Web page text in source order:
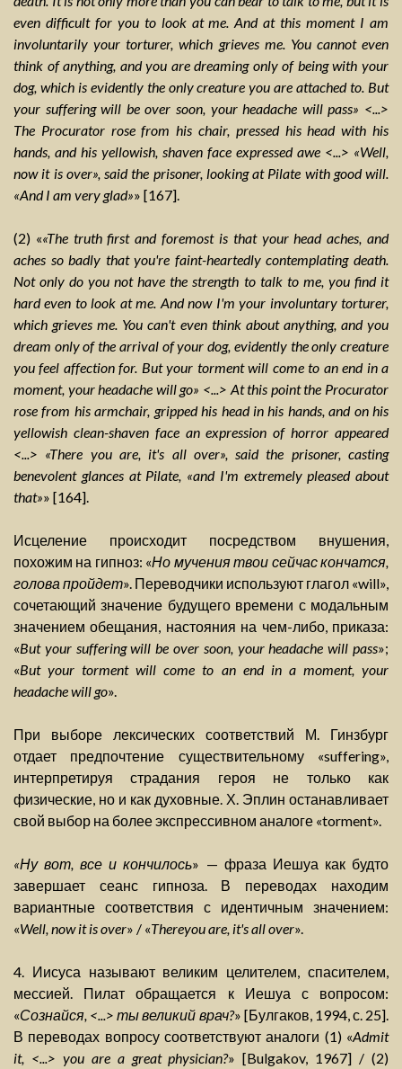
even difficult for you to look at me. And at this moment I am
involuntarily your torturer, which grieves me. You cannot even
think of anything, and you are dreaming only of being with your
dog, which is evidently the only creature you are attached to. But
your suffering will be over soon, your headache will pass» <...>
The Procurator rose from his chair, pressed his head with his
hands, and his yellowish, shaven face expressed awe <...> «Well,
now it is over», said the prisoner, looking at Pilate with good will.
«And I am very glad»» [167].
(2) ««The truth first and foremost is that your head aches, and
aches so badly that you're faint-heartedly contemplating death.
Not only do you not have the strength to talk to me, you find it
hard even to look at me. And now I'm your involuntary torturer,
which grieves me. You can't even think about anything, and you
dream only of the arrival of your dog, evidently the only creature
you feel affection for. But your torment will come to an end in a
moment, your headache will go» <...> At this point the Procurator
rose from his armchair, gripped his head in his hands, and on his
yellowish clean-shaven face an expression of horror appeared
<...> «There you are, it's all over», said the prisoner, casting
benevolent glances at Pilate, «and I'm extremely pleased about
that»» [164].
Исцеление происходит посредством внушения,
похожим на гипноз: «Но мучения твои сейчас кончатся,
голова пройдет». Переводчики используют глагол «will»,
сочетающий значение будущего времени с модальным
значением обещания, настояния на чем-либо, приказа:
«But your suffering will be over soon, your headache will pass»;
«But your torment will come to an end in a moment, your
headache will go».
При выборе лексических соответствий М. Гинзбург
отдает предпочтение существительному «suffering»,
интерпретируя страдания героя не только как
физические, но и как духовные. Х. Эплин останавливает
свой выбор на более экспрессивном аналоге «torment».
«Ну вот, все и кончилось» — фраза Иешуа как будто
завершает сеанс гипноза. В переводах находим
вариантные соответствия с идентичным значением:
«Well, now it is over» / «Thereyou are, it's all over».
4. Иисуса называют великим целителем, спасителем,
мессией. Пилат обращается к Иешуа с вопросом:
«Сознайся, <...> ты великий врач?» [Булгаков, 1994, с. 25].
В переводах вопросу соответствуют аналоги (1) «Admit
it, <...> you are a great physician?» [Bulgakov, 1967] / (2)